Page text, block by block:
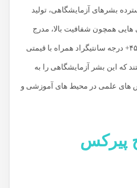
بشرهای آزمایشگاهی، تولید
همچون شفافیت بالا، مدرج
خوانا و توانایی تحمل دما از ۵۰- تا ۴۵۰+ درجه سانتیگراد همراه با قیمتی
که این بشر آزمایشگاهی را به
های علمی در محیط های آموزشی و
پیرکس